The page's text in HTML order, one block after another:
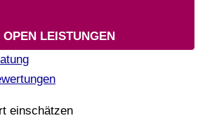
OPEN LEISTUNGEN
einschätzen